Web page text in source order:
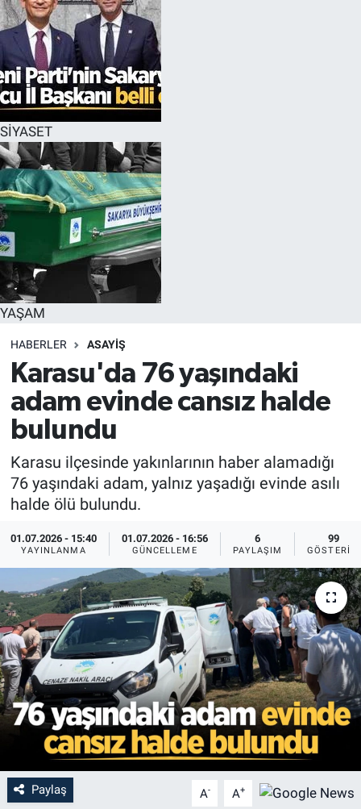
SİYASET
YAŞAM
HABERLER ASAYİŞ
Karasu'da 76 yaşındaki
adam evinde cansız halde
bulundu
Karasu ilçesinde yakınlarının haber alamadığı
76 yaşındaki adam, yalnız yaşadığı evinde asılı
halde ölü bulundu.
01.07.2026 - 15:40
YAYINLANMA
01.07.2026 - 16:56
GÜNCELLEME
6
PAYLAŞIM
99
GÖSTERIM
Paylaş A- A+